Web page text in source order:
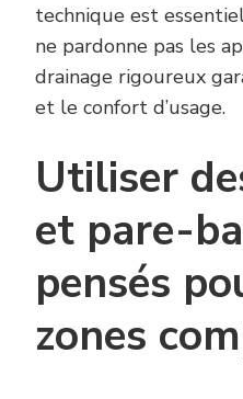
technique est
ne pardonne pas les
drainage rigoureux
et le confort d’usage.
Utiliser
et pare-
pensés
zones